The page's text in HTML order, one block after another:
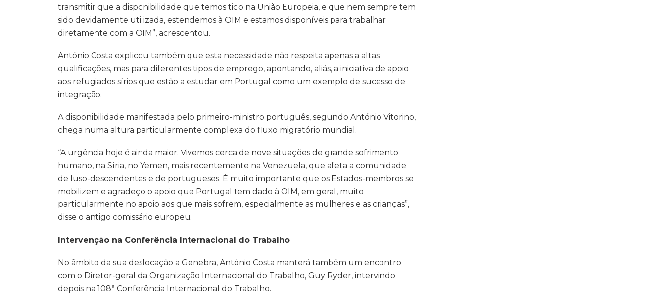
transmitir que a disponibilidade que temos tido na União Europeia, e que nem sempre tem
sido devidamente utilizada, estendemos à OIM e estamos disponíveis para trabalhar
diretamente com a OIM”, acrescentou.
António Costa explicou também que esta necessidade não respeita apenas a altas
qualificações, mas para diferentes tipos de emprego, apontando, aliás, a iniciativa de apoio
aos refugiados sírios que estão a estudar em Portugal como um exemplo de sucesso de
integração.
A disponibilidade manifestada pelo primeiro-ministro português, segundo António Vitorino,
chega numa altura particularmente complexa do fluxo migratório mundial.
“A urgência hoje é ainda maior. Vivemos cerca de nove situações de grande sofrimento
humano, na Síria, no Yemen, mais recentemente na Venezuela, que afeta a comunidade
de luso-descendentes e de portugueses. É muito importante que os Estados-membros se
mobilizem e agradeço o apoio que Portugal tem dado à OIM, em geral, muito
particularmente no apoio aos que mais sofrem, especialmente as mulheres e as crianças”,
disse o antigo comissário europeu.
Intervenção na Conferência Internacional do Trabalho
No âmbito da sua deslocação a Genebra, António Costa manterá também um encontro
com o Diretor-geral da Organização Internacional do Trabalho, Guy Ryder, intervindo
depois na 108ª Conferência Internacional do Trabalho.